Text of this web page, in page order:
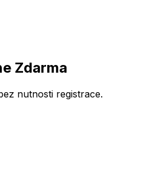
Zdarma
nutnosti registrace.